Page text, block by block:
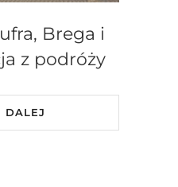
Brega i
z podróży
DALEJ